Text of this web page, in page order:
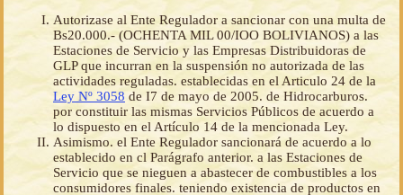
Autorizase al Ente Regulador a sancionar con una multa de
Bs20.000.- (OCHENTA MIL 00/IOO BOLIVIANOS) a las
Estaciones de Servicio y las Empresas Distribuidoras de
GLP que incurran en la suspensión no autorizada de las
actividades reguladas. establecidas en el Articulo 24 de la
Ley Nº 3058 de I7 de mayo de 2005. de Hidrocarburos.
por constituir las mismas Servicios Públicos de acuerdo a
lo dispuesto en el Artículo 14 de la mencionada Ley.
Asimismo. el Ente Regulador sancionará de acuerdo a lo
establecido en cl Parágrafo anterior. a las Estaciones de
Servicio que se nieguen a abastecer de combustibles a los
consumidores finales. teniendo existencia de productos en